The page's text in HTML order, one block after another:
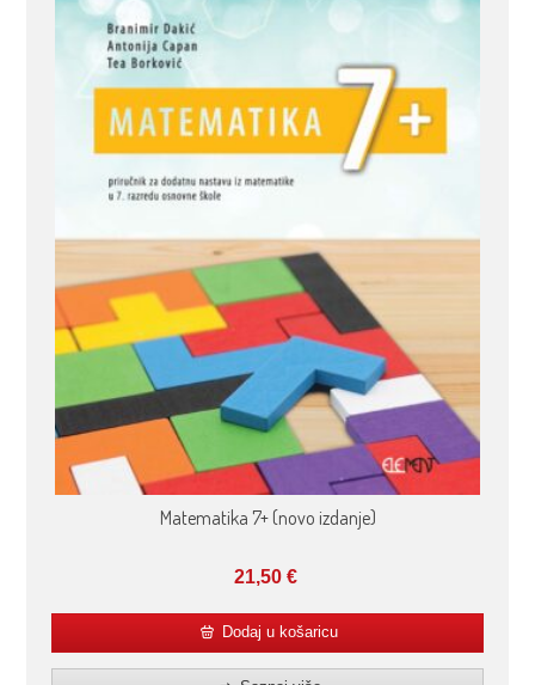
Matematika 7+ (novo izdanje)
21,50 €
Dodaj u košaricu